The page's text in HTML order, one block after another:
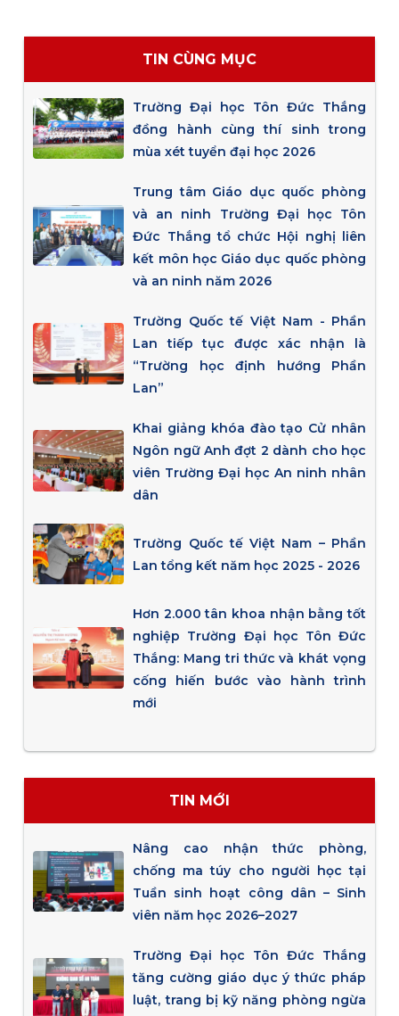
TIN CÙNG MỤC
Trường Đại học Tôn Đức Thắng
đồng hành cùng thí sinh trong
mùa xét tuyển đại học 2026
Trung tâm Giáo dục quốc phòng
và an ninh Trường Đại học Tôn
Đức Thắng tổ chức Hội nghị liên
kết môn học Giáo dục quốc phòng
và an ninh năm 2026
Trường Quốc tế Việt Nam - Phần
Lan tiếp tục được xác nhận là
“Trường học định hướng Phần
Lan”
Khai giảng khóa đào tạo Cử nhân
Ngôn ngữ Anh đợt 2 dành cho học
viên Trường Đại học An ninh nhân
dân
Trường Quốc tế Việt Nam – Phần
Lan tổng kết năm học 2025 - 2026
Hơn 2.000 tân khoa nhận bằng tốt
nghiệp Trường Đại học Tôn Đức
Thắng: Mang tri thức và khát vọng
cống hiến bước vào hành trình
mới
TIN MỚI
Nâng cao nhận thức phòng,
chống ma túy cho người học tại
Tuần sinh hoạt công dân – Sinh
viên năm học 2026–2027
Trường Đại học Tôn Đức Thắng
tăng cường giáo dục ý thức pháp
luật, trang bị kỹ năng phòng ngừa